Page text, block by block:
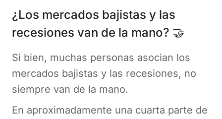
¿Los mercados bajistas y las
recesiones van de la mano? 🤝
Si bien, muchas personas asocian los
mercados bajistas y las recesiones, no
siempre van de la mano.
En aproximadamente una cuarta parte de